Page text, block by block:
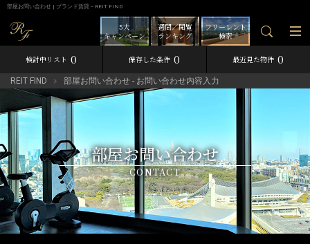
部屋お問い合わせ | ブランド賃貸－REIT FIND
フリーレント
検索
週間／閲覧
ランキング
5大
キャンペーン
検討中リスト 0 保存した条件 0 最近見た物件 0
REIT FIND 部屋お問い合わせ - お問い合わせ内容入力
部屋お問い合わせ
CONTACT